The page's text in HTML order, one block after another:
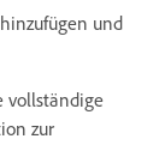
und
vollständige
zur